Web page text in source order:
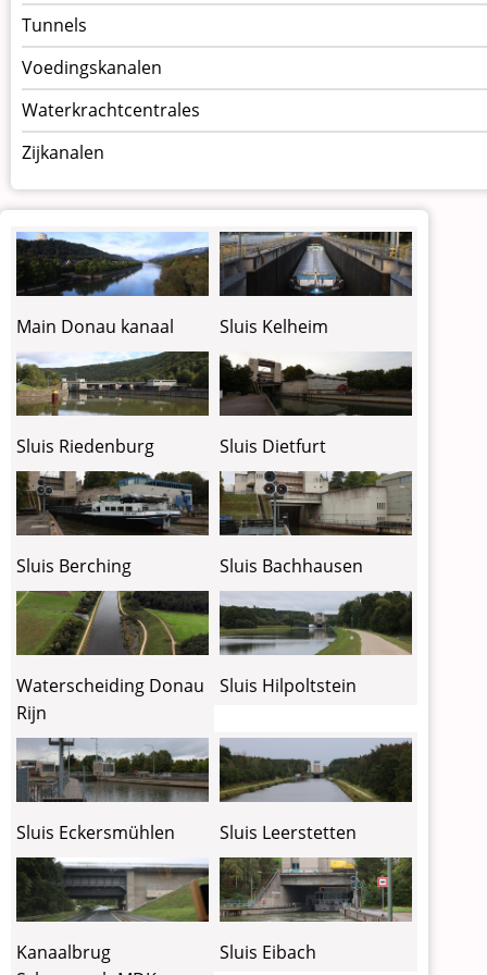
Tunnels
Voedingskanalen
Waterkrachtcentrales
Zijkanalen
Main Donau kanaal Sluis Kelheim
Sluis Riedenburg Sluis Dietfurt
Sluis Berching Sluis Bachhausen
Waterscheiding Donau
Rijn
Sluis Hilpoltstein
Sluis Eckersmühlen Sluis Leerstetten
Kanaalbrug
Sluis Eibach